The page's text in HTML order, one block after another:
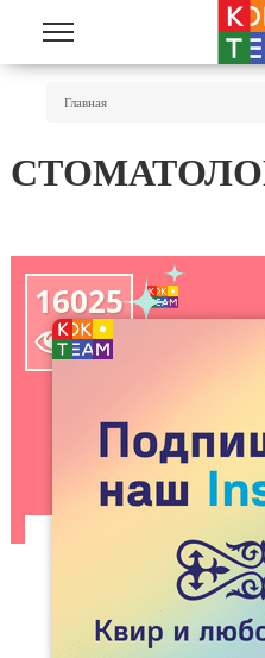
Перейти к основному
Главная
16025

НУЖНО ЛИ
ЕСЛИ У ТЕБЯ